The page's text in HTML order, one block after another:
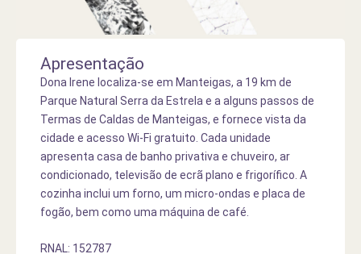
Apresentação
Dona Irene localiza-se em Manteigas, a 19 km de
Parque Natural Serra da Estrela e a alguns passos de
Termas de Caldas de Manteigas, e fornece vista da
cidade e acesso Wi-Fi gratuito. Cada unidade
apresenta casa de banho privativa e chuveiro, ar
condicionado, televisão de ecrã plano e frigorífico. A
cozinha inclui um forno, um micro-ondas e placa de
fogão, bem como uma máquina de café.
RNAL: 152787